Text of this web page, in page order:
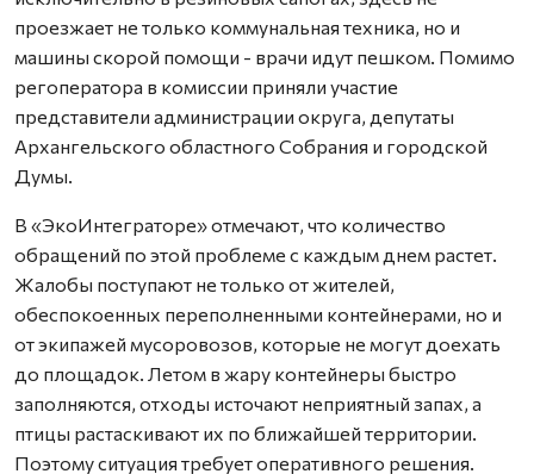
проезжает не только коммунальная техника, но и
машины скорой помощи - врачи идут пешком. Помимо
регоператора в комиссии приняли участие
представители администрации округа, депутаты
Архангельского областного Собрания и городской
Думы.
В «ЭкоИнтеграторе» отмечают, что количество
обращений по этой проблеме с каждым днем растет.
Жалобы поступают не только от жителей,
обеспокоенных переполненными контейнерами, но и
от экипажей мусоровозов, которые не могут доехать
до площадок. Летом в жару контейнеры быстро
заполняются, отходы источают неприятный запах, а
птицы растаскивают их по ближайшей территории.
Поэтому ситуация требует оперативного решения.